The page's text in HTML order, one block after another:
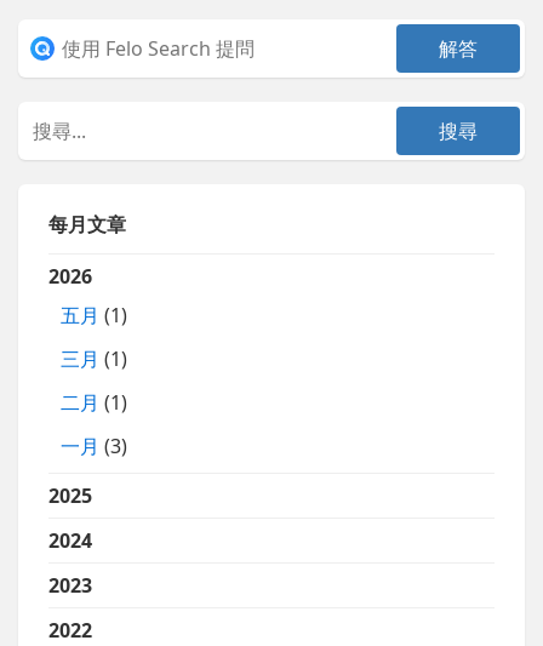
每月文章
2026
五月 (1)
三月 (1)
二月 (1)
一月 (3)
2025
2024
2023
2022